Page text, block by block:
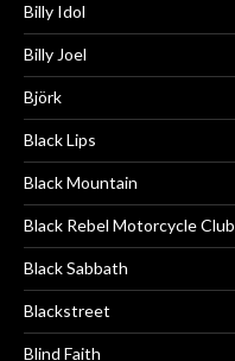
Billy Idol
Billy Joel
Björk
Black Lips
Black Mountain
Black Rebel Motorcycle Club
Black Sabbath
Blackstreet
Blind Faith